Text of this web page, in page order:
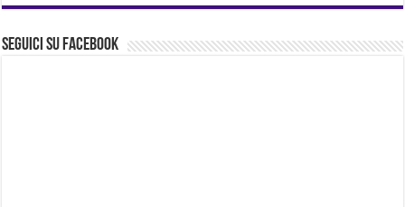
Seguici su Facebook